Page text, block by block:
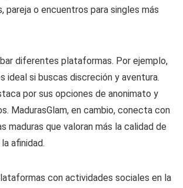
pareja o encuentros para singles más
diferentes plataformas. Por ejemplo,
ideal si buscas discreción y aventura.
por sus opciones de anonimato y
MadurasGlam, en cambio, conecta con
maduras que valoran más la calidad de
afinidad.
con actividades sociales en la